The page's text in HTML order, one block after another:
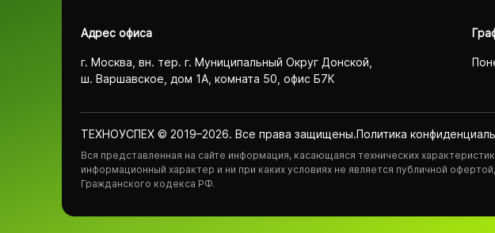
Адрес офиса
г. Москва, вн. тер. г. Муниципальный Округ Донской,
ш. Варшавское, дом 1А, комната 50, офис Б7К
ТЕХНОУСПЕХ © 2019–2026. Все права защищены.Политика
Вся представленная на сайте информация, касающаяся технических
информационный характер и ни при каких условиях не является публичной
Гражданского кодекса РФ.